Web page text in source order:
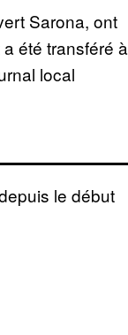
Sarona, ont
été transféré à
local
le début